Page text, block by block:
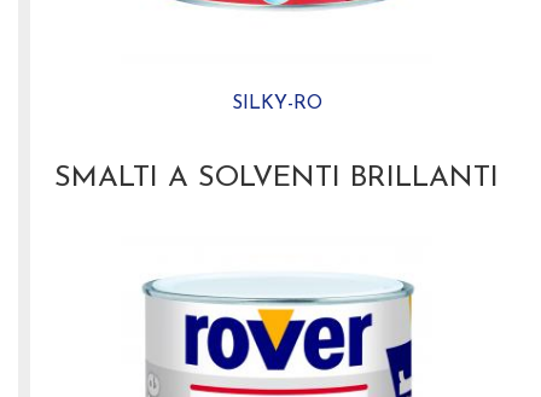
SILKY-RO
SMALTI A SOLVENTI BRILLANTI